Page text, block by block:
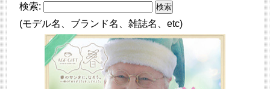
検索:
(モデル名、ブランド名、雑誌名、etc)